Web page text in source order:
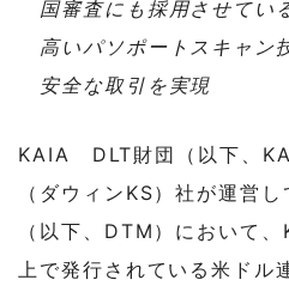
国審査にも採用させてい
高いパソポートスキャン
安全な取引を実現
KAIA DLT財団（以下、
（ダウィンKS）社が運営
（以下、DTM）において
上で発行されている米ドル